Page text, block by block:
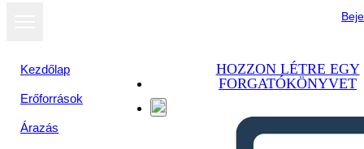
Kezdőlap
Erőforrások
Árazás
HOZZON LÉTRE EGY
FORGATÓKÖNYVET
Megtekintés
diavetítésként